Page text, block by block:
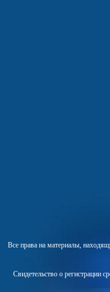
Все права на материалы,
Свидетельство о